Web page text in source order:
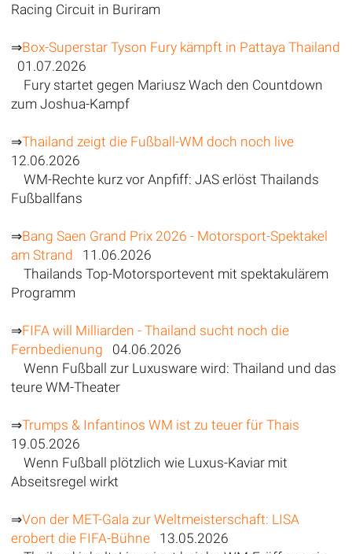
Racing Circuit in Buriram
⇒Box-Superstar Tyson Fury kämpft in Pattaya Thailand
01.07.2026
Fury startet gegen Mariusz Wach den Countdown
zum Joshua-Kampf
⇒Thailand zeigt die Fußball-WM doch noch live
12.06.2026
WM-Rechte kurz vor Anpfiff: JAS erlöst Thailands
Fußballfans
⇒Bang Saen Grand Prix 2026 - Motorsport-Spektakel
am Strand 11.06.2026
Thailands Top-Motorsportevent mit spektakulärem
Programm
⇒FIFA will Milliarden - Thailand sucht noch die
Fernbedienung 04.06.2026
Wenn Fußball zur Luxusware wird: Thailand und das
teure WM-Theater
⇒Trumps & Infantinos WM ist zu teuer für Thais
19.05.2026
Wenn Fußball plötzlich wie Luxus-Kaviar mit
Abseitsregel wirkt
⇒Von der MET-Gala zur Weltmeisterschaft: LISA
erobert die FIFA-Bühne13.05.2026